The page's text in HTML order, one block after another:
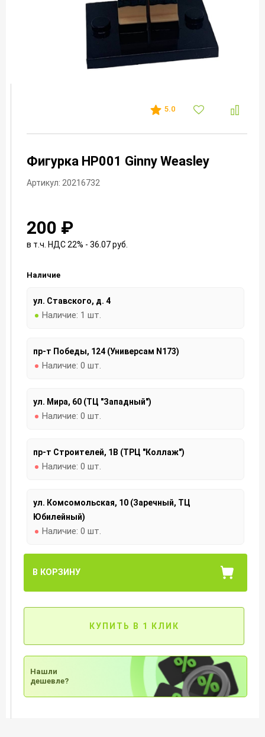
5.0
Фигурка HP001 Ginny Weasley
Артикул: 20216732
200 ₽
в т.ч. НДС 22% - 36.07руб.
Наличие
ул. Ставского, д. 4
Наличие: 1 шт.
пр-т Победы, 124 (Универсам N173)
Наличие: 0 шт.
ул. Мира, 60 (ТЦ "Западный")
Наличие: 0 шт.
пр-т Строителей, 1В (ТРЦ "Коллаж")
Наличие: 0 шт.
ул. Комсомольская, 10 (Заречный, ТЦ
Юбилейный)
Наличие: 0 шт.
В КОРЗИНУ
КУПИТЬ В 1 КЛИК
Нашли
дешевле?